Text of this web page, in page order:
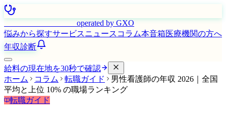
operated by GXO
悩みから探すサービスニュース コラム本音箱医療機関の方へ
年収診断
給料の現在地を30秒で確認
ホーム
コラム 転職ガイド
男性看護師の年収 2026｜全国
平均と上位 10% の職場ランキング
転職ガイド